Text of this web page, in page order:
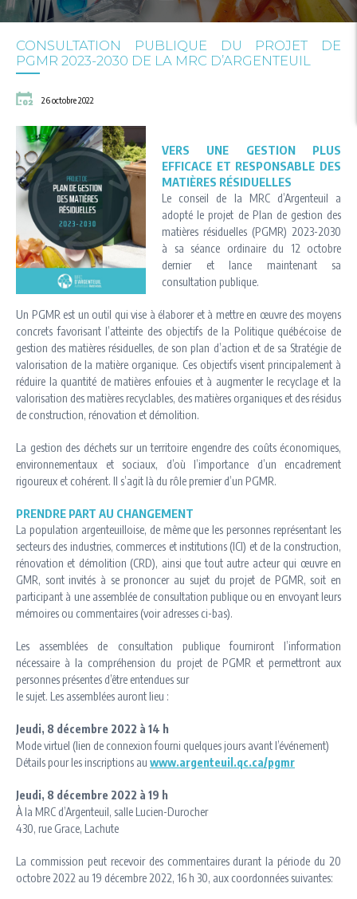
CONSULTATION PUBLIQUE DU PROJET DE
PGMR 2023-2030 DE LA MRC D’ARGENTEUIL
26 octobre 2022
VERS UNE GESTION PLUS
EFFICACE ET RESPONSABLE DES
MATIÈRES RÉSIDUELLES
Le conseil de la MRC d’Argenteuil a
adopté le projet de Plan de gestion des
matières résiduelles (PGMR) 2023-2030
à sa séance ordinaire du 12 octobre
dernier et lance maintenant sa
consultation publique.
Un PGMR est un outil qui vise à élaborer et à mettre en œuvre des moyens
concrets favorisant l’atteinte des objectifs de la Politique québécoise de
gestion des matières résiduelles, de son plan d’action et de sa Stratégie de
valorisation de la matière organique. Ces objectifs visent principalement à
réduire la quantité de matières enfouies et à augmenter le recyclage et la
valorisation des matières recyclables, des matières organiques et des résidus
de construction, rénovation et démolition.
La gestion des déchets sur un territoire engendre des coûts économiques,
environnementaux et sociaux, d’où l’importance d’un encadrement
rigoureux et cohérent. Il s’agit là du rôle premier d’un PGMR.
PRENDRE PART AU CHANGEMENT
La population argenteuilloise, de même que les personnes représentant les
secteurs des industries, commerces et institutions (ICI) et de la construction,
rénovation et démolition (CRD), ainsi que tout autre acteur qui œuvre en
GMR, sont invités à se prononcer au sujet du projet de PGMR, soit en
participant à une assemblée de consultation publique ou en envoyant leurs
mémoires ou commentaires (voir adresses ci-bas).
Les assemblées de consultation publique fourniront l’information
nécessaire à la compréhension du projet de PGMR et permettront aux
personnes présentes d’être entendues sur
le sujet. Les assemblées auront lieu :
Jeudi, 8 décembre 2022 à 14 h
Mode virtuel (lien de connexion fourni quelques jours avant l’événement)
Détails pour les inscriptions au www.argenteuil.qc.ca/pgmr
Jeudi, 8 décembre 2022 à 19 h
À la MRC d’Argenteuil, salle Lucien-Durocher
430, rue Grace, Lachute
La commission peut recevoir des commentaires durant la période du 20
octobre 2022 au 19 décembre 2022, 16 h 30, aux coordonnées suivantes: